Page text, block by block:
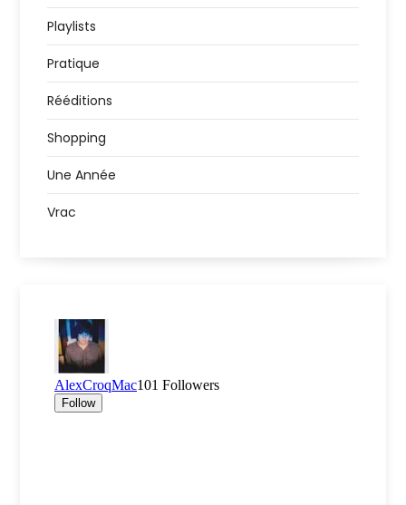
Playlists
Pratique
Rééditions
Shopping
Une Année
Vrac